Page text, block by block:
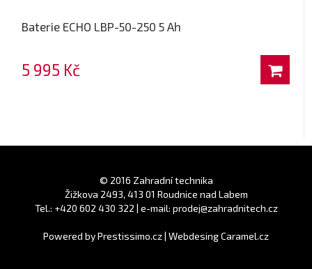
Baterie ECHO LBP-50-250 5 Ah
5 995 Kč
© 2016 Zahradní technika
Žižkova 2493, 413 01 Roudnice nad Labem
Tel.: +420 602 430 322 | e-mail: prodej@zahradnitech.cz
Powered byPrestissimo.cz| Webdesing Caramel.cz